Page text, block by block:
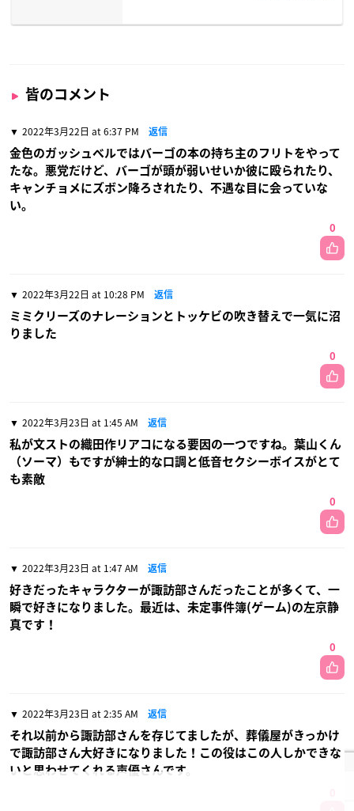
皆のコメント
2022年3月22日 at 6:37 PM 返信
金色のガッシュベルではバーゴの本の持ち主のフリトをやって
たな。悪党だけど、バーゴが頭が弱いせいか彼に殴られたり、
キャンチョメにズボン降ろされたり、不遇な目に会っていな
い。
0
2022年3月22日 at 10:28 PM 返信
ミミクリーズのナレーションとトッケビの吹き替えで一気に沼
りました
0
2022年3月23日 at 1:45 AM 返信
私が文ストの織田作リアコになる要因の一つですね。葉山くん
（ソーマ）もですが紳士的な口調と低音セクシーボイスがとて
も素敵
0
2022年3月23日 at 1:47 AM 返信
好きだったキャラクターが諏訪部さんだったことが多くて、一
瞬で好きになりました。最近は、未定事件簿(ゲーム)の左京静
真です！
0
2022年3月23日 at 2:35 AM 返信
それ以前から諏訪部さんを存じてましたが、葬儀屋がきっかけ
で諏訪部さん大好きになりました！この役はこの人しかできな
いと思わせてくれる声優さんです。